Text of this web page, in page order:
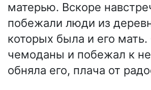
матерью. Вскоре
побежали люди из
которых была и его
чемоданы и побежал к
обняла его, плача от